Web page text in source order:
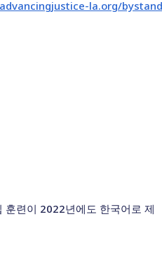
la.org/
훈련이 2022년에도 한국어로 제